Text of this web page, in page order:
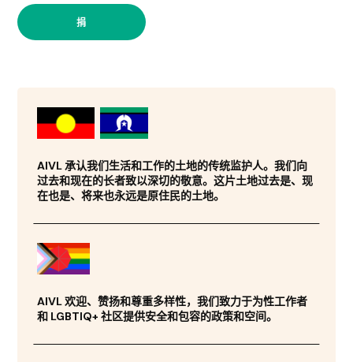
捐
AIVL 承认我们生活和工作的土地的传统监护人。我们向
过去和现在的长者致以深切的敬意。这片土地过去是、现
在也是、将来也永远是原住民的土地。
AIVL 欢迎、赞扬和尊重多样性，我们致力于为性工作者
和 LGBTIQ+ 社区提供安全和包容的政策和空间。